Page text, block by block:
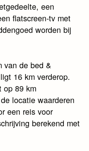
een
flatscreen-tv met
worden bij
van de bed &
16 km verderop.
op 89 km
locatie waarderen
een reis voor
berekend met